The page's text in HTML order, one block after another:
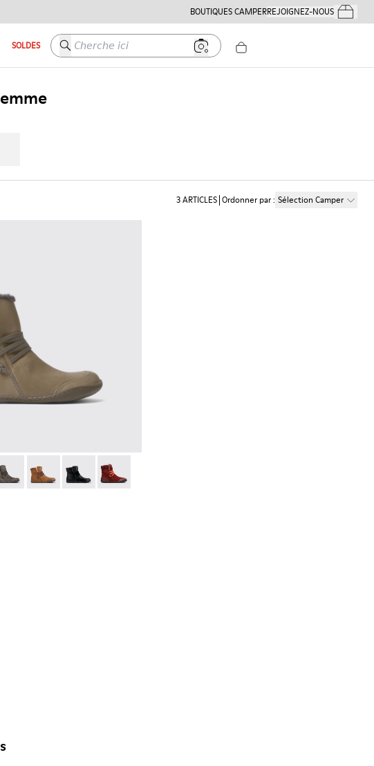
BOUTIQUES CAMPERREJOIGNEZ-NOUSMes
SOLDES Cherche ici
3ARTICLES Ordonner par: Sélection Camper
pour femme
021
- K400481-020
TEX - K400481-018
GORE-TEX - K400481-017
Peu Pista GORE-TEX - K400481-016
Peu Pista GORE-TEX - K400481-014
Peu Pista GORE-TEX - K400481-013
Peu Pista GORE-TEX - K400481-010
- Bottines en cuir marron-gris pour femme
016
- K400505-014
Peu - K400505-013
Peu - K400505-012
Peu - K400505-003